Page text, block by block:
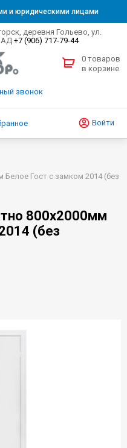
и юридическими лицами
деревня Гольево, ул.
+7 (906) 717-79-44
звонок
0 товаров
в корзине
Войти
Гост с замком 2014 (без
800х2000мм
(без